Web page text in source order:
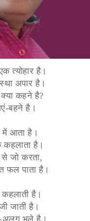
त्योहार है।
अपार है।
कहने है?
बहने है।
में आता है।
कहलाता है।
जो करता,
फल पाता है।
है।
जाती है।
भले है।